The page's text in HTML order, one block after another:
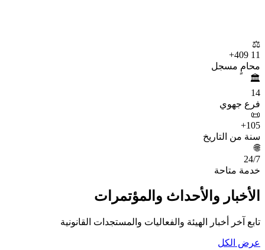
⚖️
11 409
+
محامٍ مسجل
🏛️
14
فرع جهوي
📜
105
+
سنة من التاريخ
🌐
24/7
خدمة متاحة
الأخبار والأحداث والمؤتمرات
تابع آخر أخبار الهيئة والفعاليات والمستجدات القانونية
عرض الكل